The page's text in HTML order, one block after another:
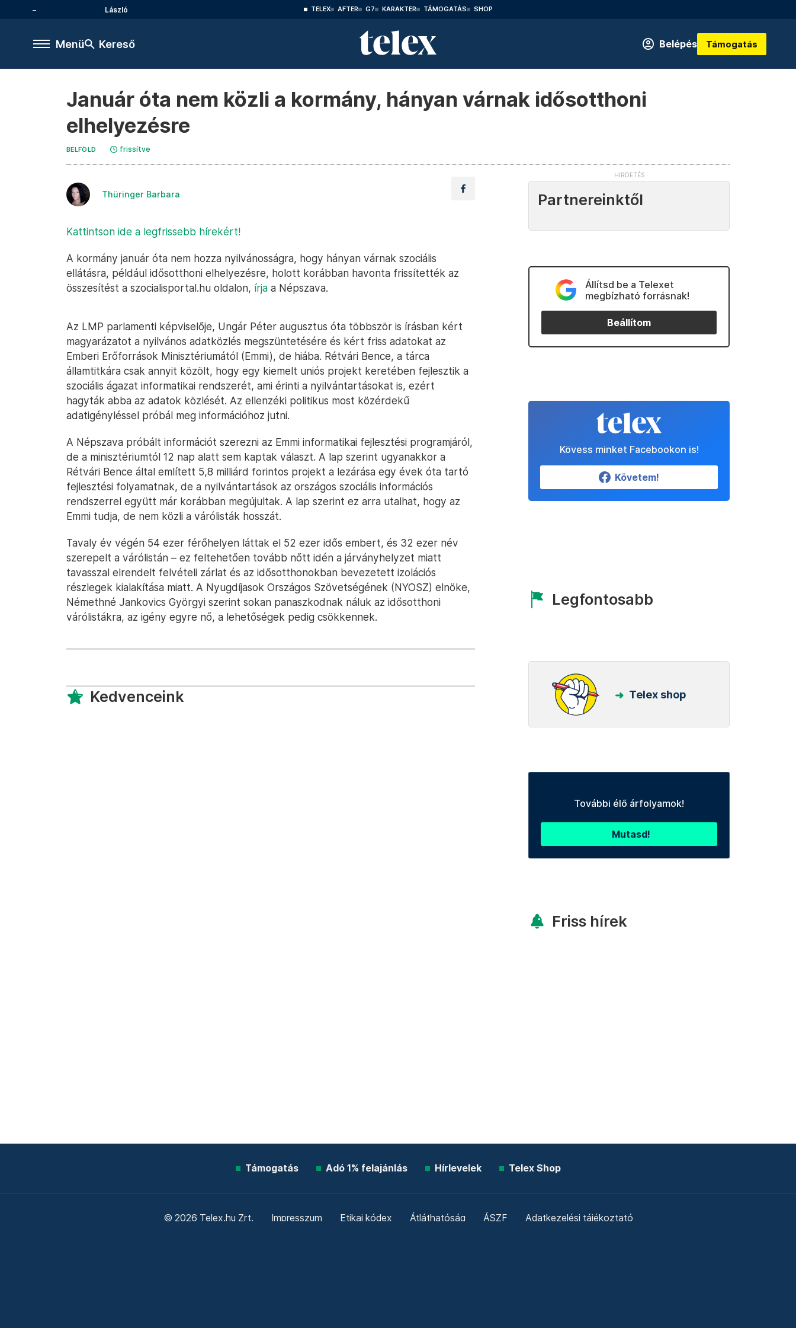
László TELEX AFTER G7 KARAKTER TÁMOGATÁS SHOP
Menü Kereső Belépés Támogatás
Január óta nem közli a kormány, hányan várnak idősotthoni
elhelyezésre
BELFÖLD frissítve
Thüringer Barbara
Kattintson ide a legfrissebb hírekért!
A kormány január óta nem hozza nyilvánosságra, hogy hányan várnak szociális
ellátásra, például idősotthoni elhelyezésre, holott korábban havonta frissítették az
összesítést a szocialisportal.hu oldalon, írja a Népszava.
Az LMP parlamenti képviselője, Ungár Péter augusztus óta többször is írásban kért
magyarázatot a nyilvános adatközlés megszüntetésére és kért friss adatokat az
Emberi Erőforrások Minisztériumától (Emmi), de hiába. Rétvári Bence, a tárca
államtitkára csak annyit közölt, hogy egy kiemelt uniós projekt keretében fejlesztik a
szociális ágazat informatikai rendszerét, ami érinti a nyilvántartásokat is, ezért
hagyták abba az adatok közlését. Az ellenzéki politikus most közérdekű
adatigényléssel próbál meg információhoz jutni.
A Népszava próbált információt szerezni az Emmi informatikai fejlesztési programjáról,
de a minisztériumtól 12 nap alatt sem kaptak választ. A lap szerint ugyanakkor a
Rétvári Bence által említett 5,8 milliárd forintos projekt a lezárása egy évek óta tartó
fejlesztési folyamatnak, de a nyilvántartások az országos szociális információs
rendszerrel együtt már korábban megújultak. A lap szerint ez arra utalhat, hogy az
Emmi tudja, de nem közli a várólisták hosszát.
Tavaly év végén 54 ezer férőhelyen láttak el 52 ezer idős embert, és 32 ezer név
szerepelt a várólistán – ez feltehetően tovább nőtt idén a járványhelyzet miatt
tavasszal elrendelt felvételi zárlat és az idősotthonokban bevezetett izolációs
részlegek kialakítása miatt. A Nyugdíjasok Országos Szövetségének (NYOSZ) elnöke,
Némethné Jankovics Györgyi szerint sokan panaszkodnak náluk az idősotthoni
várólistákra, az igény egyre nő, a lehetőségek pedig csökkennek.
Kedvenceink
Partnereinktől
Állítsd be a Telexet
megbízható forrásnak!
Beállítom
Kövess minket Facebookon is!
Követem!
Legfontosabb
Telex shop
További élő árfolyamok!
Mutasd!
Friss hírek
Támogatás Adó 1% felajánlás Hírlevelek Telex Shop
© 2026 Telex.hu Zrt. Impresszum Etikai kódex Átláthatóság ÁSZF Adatkezelési tájékoztató